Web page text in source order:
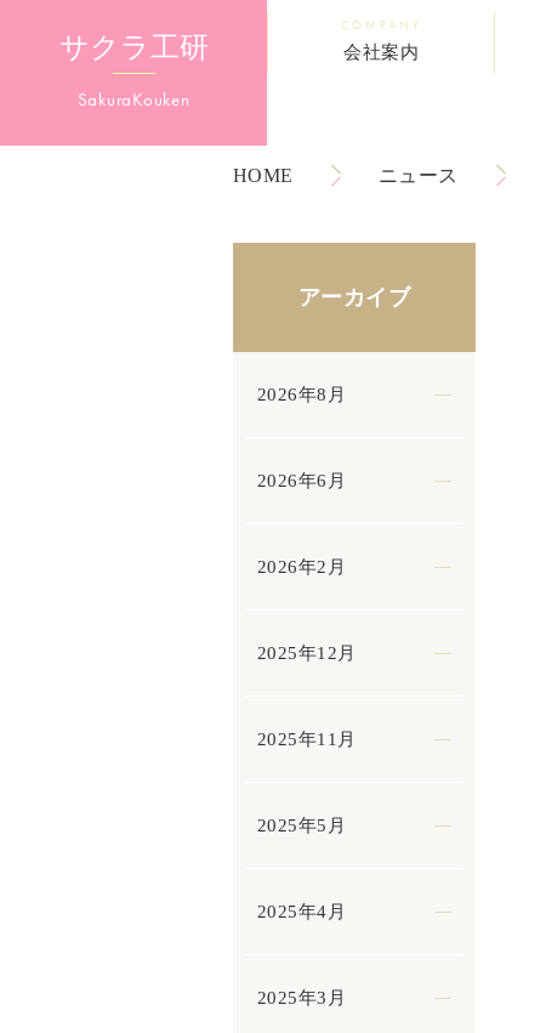
サクラ工研
SakuraKouken
COMPANY
会社案内
HOME ニュース
アーカイブ
2026年8月
2026年6月
2026年2月
2025年12月
2025年11月
2025年5月
2025年4月
2025年3月